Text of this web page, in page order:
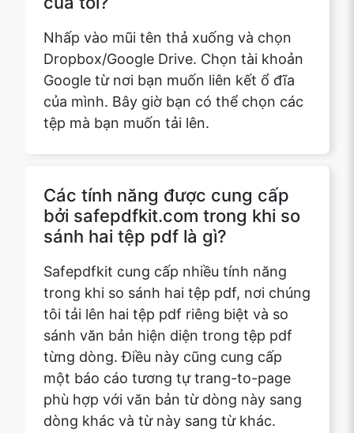
Google từ nơi bạn muốn liên kết ổ đĩa
của mình. Bây giờ bạn có thể chọn các
tệp mà bạn muốn tải lên.
Các tính năng được cung cấp
Safepdfkit cung cấp nhiều tính năng
trong khi so sánh hai tệp pdf, nơi chúng
tôi tải lên hai tệp pdf riêng biệt và so
sánh văn bản hiện diện trong tệp pdf
từng dòng. Điều này cũng cung cấp
một báo cáo tương tự trang-to-page
phù hợp với văn bản từ dòng này sang
dòng khác và từ này sang từ khác.
Chúng tôi có thể xóa các trang